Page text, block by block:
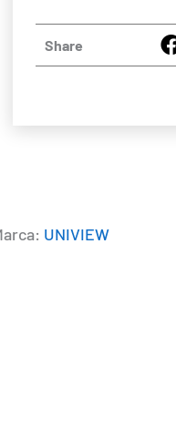
Share
UNIVIEW